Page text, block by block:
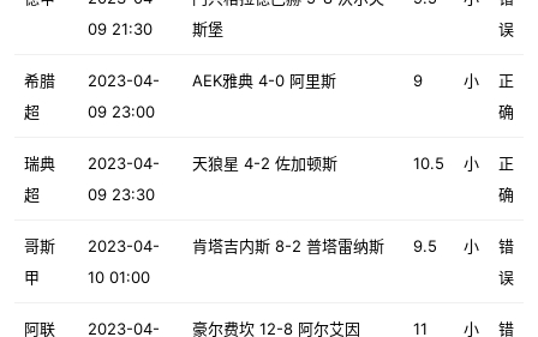
09 21:30
斯堡
误
希腊
超
2023-04-
09 23:00
AEK雅典 4-0 阿里斯 9 小
正
确
瑞典
超
2023-04-
09 23:30
天狼星 4-2 佐加顿斯 10.5 小
正
确
哥斯
甲
2023-04-
10 01:00
肯塔吉内斯 8-2 普塔雷纳斯 9.5 小
错
误
阿联 2023-04- 豪尔费坎 12-8 阿尔艾因 11 小 错